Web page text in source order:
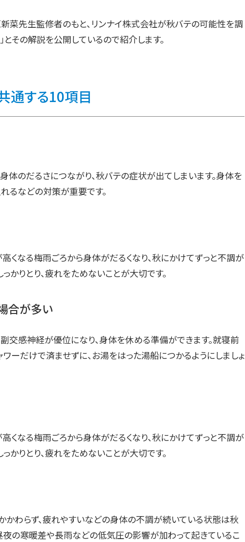
新菜先生監修者のもと、リンナイ株式会社が秋バテの可能性を調
とその解説を公開しているので紹介します。
通する10項目
体のだるさにつながり、秋バテの症状が出てしまいます。身体を
るなどの対策が重要です。
くなる梅雨ごろから身体がだるくなり、秋にかけてずっと不調が
かりとり、疲れをためないことが大切です。
合が多い
交感神経が優位になり、身体を休める準備ができます。就寝前
ーだけで済ませずに、お湯をはった湯船につかるようにしましょ
くなる梅雨ごろから身体がだるくなり、秋にかけてずっと不調が
かりとり、疲れをためないことが大切です。
かわらず、疲れやすいなどの身体の不調が続いている状態は秋
夜の寒暖差や長雨などの低気圧の影響が加わって起きているこ